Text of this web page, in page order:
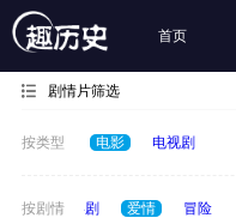
首页
剧情片筛选
按类型 电影 电视剧
按剧情
全部 喜剧 爱情 冒险